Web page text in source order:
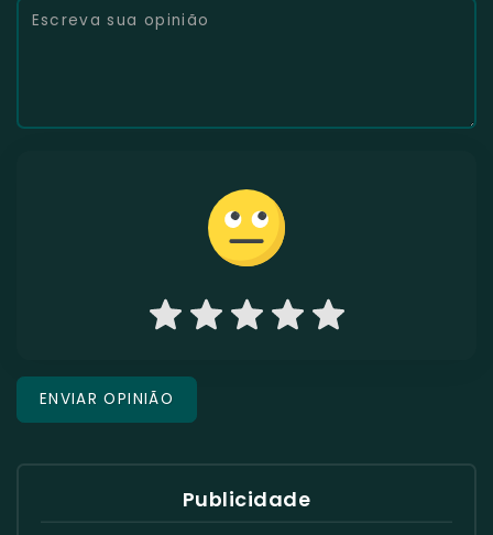
Publicidade